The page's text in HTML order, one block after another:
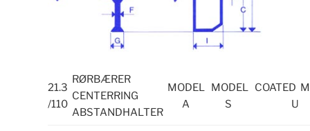
21.3
/110
RØRBÆRER
CENTERRING
ABSTANDHALTER
MODEL
A
MODEL
S
COATED
U